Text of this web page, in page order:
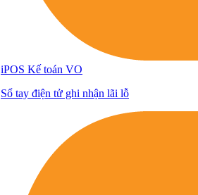
iPOS Kế toán VO
Sổ tay điện tử ghi nhận lãi lỗ